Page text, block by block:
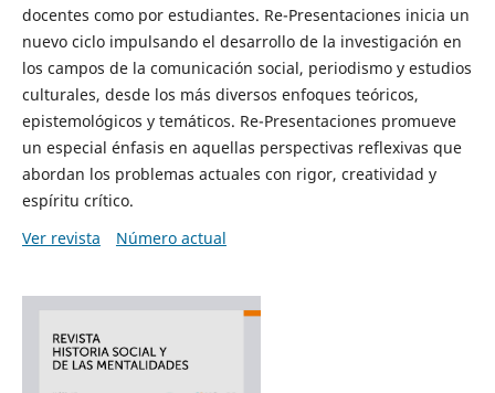
docentes como por estudiantes. Re-Presentaciones inicia un
nuevo ciclo impulsando el desarrollo de la investigación en
los campos de la comunicación social, periodismo y estudios
culturales, desde los más diversos enfoques teóricos,
epistemológicos y temáticos. Re-Presentaciones promueve
un especial énfasis en aquellas perspectivas reflexivas que
abordan los problemas actuales con rigor, creatividad y
espíritu crítico.
Ver revista
Número actual